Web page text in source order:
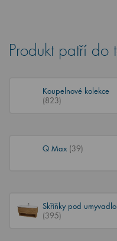
Produkt patří do
Koupelnové kolekce
(823)
Q Max (39)
Skříňky pod umyvadlo
(395)